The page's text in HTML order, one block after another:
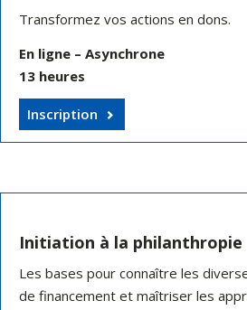
Transformez vos actions en dons.
En ligne – Asynchrone
13 heures
Inscription
Initiation à la philanthropie
Les bases pour connaître les
de financement et maîtriser les